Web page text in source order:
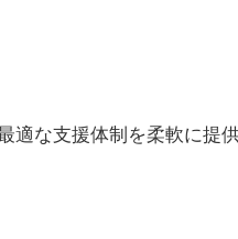
適な支援体制を柔軟に提